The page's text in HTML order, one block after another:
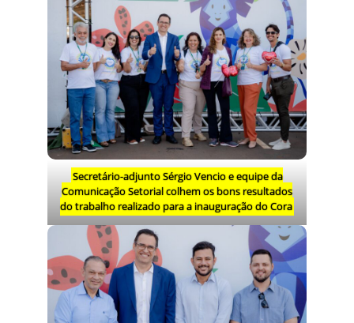
Secretário-adjunto Sérgio Vencio e equipe da
Comunicação Setorial colhem os bons resultados
do trabalho realizado para a inauguração do Cora